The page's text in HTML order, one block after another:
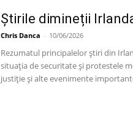
Știrile dimineții
Chris Danca - 10/06/2026
Rezumatul principalelor știri din
situația de securitate și protestele
justiție și alte evenimente